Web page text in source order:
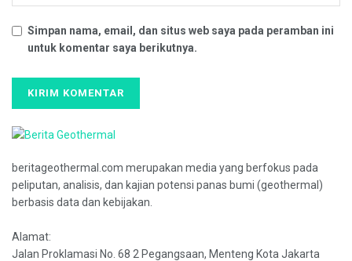
Simpan nama, email, dan situs web saya pada peramban ini
untuk komentar saya berikutnya.
beritageothermal.com merupakan media yang berfokus pada
peliputan, analisis, dan kajian potensi panas bumi (geothermal)
berbasis data dan kebijakan.
Alamat:
Jalan Proklamasi No. 68 2 Pegangsaan, Menteng Kota Jakarta